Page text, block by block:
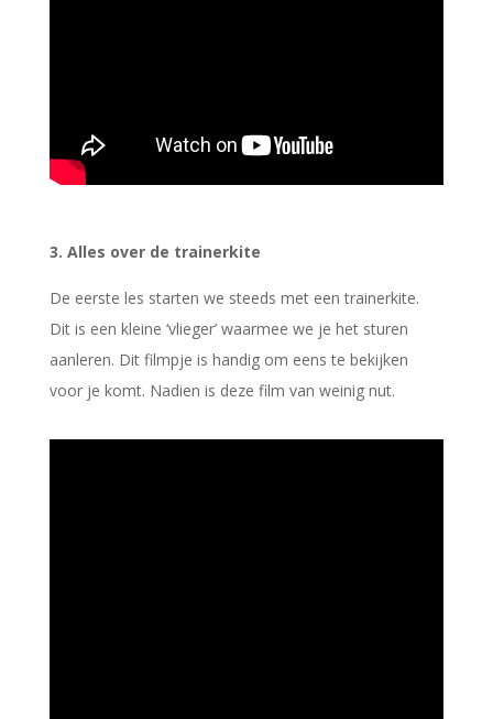
3. Alles over de trainerkite
De eerste les starten we steeds met een trainerkite.
Dit is een kleine ‘vlieger’ waarmee we je het sturen
aanleren. Dit filmpje is handig om eens te bekijken
voor je komt. Nadien is deze film van weinig nut.